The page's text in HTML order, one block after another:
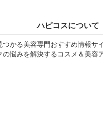
ハピコスについて
つかる美容専門おすすめ情報
悩みを解決するコスメ＆美容